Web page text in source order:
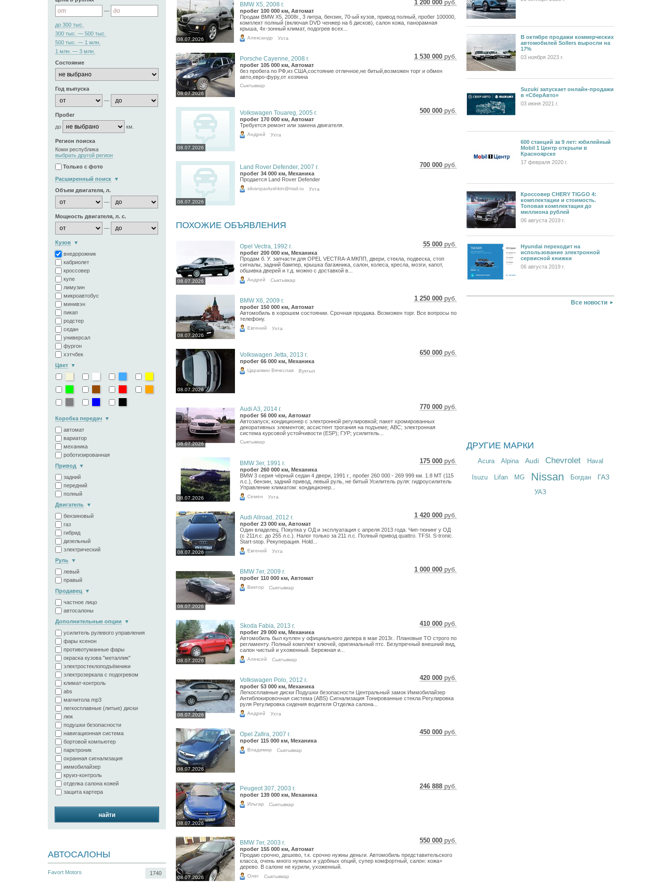
—
до 300 тыс.
300 тыс. — 500 тыс.
500 тыс. — 1 млн.
1 млн. — 3 млн.
Состояние
Год выпуска
—
Пробег
до
км.
Регион поиска
Коми республика
выбрать другой регион
Только с фото
Расширенный поиск
Объем двигателя, л.
—
Мощность двигателя, л. с.
—
Кузов
внедорожник
кабриолет
кроссовер
купе
лимузин
микроавтобус
минивэн
пикап
родстер
седан
универсал
фургон
хэтчбек
Цвет
Коробка передач
автомат
вариатор
механика
роботизированная
Привод
задний
передний
полный
Двигатель
бензиновый
газ
гибрид
дизельный
электрический
Руль
левый
правый
Продавец
частное лицо
автосалоны
Дополнительные опции
усилитель рулевого управления
фары ксенон
противотуманные фары
окраска кузова "металлик"
электростеклоподъёмники
электрозеркала с подогревом
климат-контроль
abs
магнитола mp3
легкосплавные (литые) диски
люк
подушки безопасности
навигационная система
бортовой компьютер
парктроник
охранная сигнализация
иммобилайзер
круиз-контроль
отделка салона кожей
защита картера
найти
АВТОСАЛОНЫ
Favort Motors 1740
08.07.2026
1 200 000 руб.
17 552 €
BMW X5, 2008 г.
пробег 100 000 км, Автомат
Продам BMW X5, 2008г., 3 литра, бензин, 70-ый кузов, привод полный, пробег 100000,
комплект полный (включая DVD ченжер на 6 дисков), салон кожа, панорамная
крыша, 4х-зонный климат, подогрев всех...
Александр Ухта
08.07.2026
1 530 000 руб.
22 378 €
Porsche Cayenne, 2008 г.
пробег 105 000 км, Автомат
без пробега по РФ,из США,состояние отличное,не битый,возможен торг и обмен
авто,евро-фуру,от хозяина
Сыктывкар
08.07.2026
500 000 руб.
Volkswagen Touareg, 2005 г.
пробег 170 000 км, Автомат
Требуется ремонт или замена двигателя.
Андрей Ухта
08.07.2026
700 000 руб.
Land Rover Defender, 2007 г.
пробег 34 000 км, Механика
Продается Land Rover Defender
silvanpavlushkin@mail.ru Ухта
ПОХОЖИЕ ОБЪЯВЛЕНИЯ
08.07.2026
55 000 руб.
804 €
Opel Vectra, 1992 г.
пробег 200 000 км, Механика
Продам б. У. запчасти для OPEL VECTRA-A МКПП, двери, стекла, подвеска, стоп
сигналы, задний бампер, крышка багажника, салон, колеса, кресла, мозги, капот,
обшивка дверей и т.д. можно с доставкой в...
Андрей Сыктывкар
08.07.2026
1 250 000 руб.
18 283 €
BMW X6, 2009 г.
пробег 150 000 км, Автомат
Автомобиль в хорошем состоянии. Срочная продажа. Возможен торг. Все вопросы по
телефону.
Евгений Ухта
08.07.2026
650 000 руб.
Volkswagen Jetta, 2013 г.
пробег 66 000 км, Механика
Царапкин Вячеслав Вуктыл
08.07.2026
770 000 руб.
11 262 €
Audi A3, 2014 г.
пробег 56 000 км, Автомат
Автозапуск; кондиционер с электронной регулировкой; пакет хромированных
декоративных элементов; ассистент трогания на подъеме; АВС; электронная
система курсовой устойчивости (ESP); ГУР; усилитель...
Сыктывкар
08.07.2026
175 000 руб.
2 559 €
BMW 3er, 1991 г.
пробег 260 000 км, Механика
BMW 3 серия чёрный седан 4 двери, 1991 г., пробег 260 000 - 269 999 км. 1.8 MT (115
л.с.), бензин, задний привод, левый руль, не битый Усилитель руля: гидроусилитель
Управление климатом: кондиционер...
Семен Ухта
08.07.2026
1 420 000 руб.
20 769 €
Audi Allroad, 2012 г.
пробег 23 000 км, Автомат
Один владелец. Покупка у ОД и эксплуатация с апреля 2013 года. Чип-тюнинг у ОД
(с 211л.с. до 255 л.с.). Налог только за 211 л.с. Полный привод quattro. TFSI. S-tronic.
Start-stop. Рекуперация. Hold...
Евгений Ухта
08.07.2026
1 000 000 руб.
BMW 7er, 2009 г.
пробег 110 000 км, Автомат
Виктор Сыктывкар
08.07.2026
410 000 руб.
5 996 €
Skoda Fabia, 2013 г.
пробег 29 000 км, Механика
Автомобиль был куплен у официального дилера в мае 2013г.. Плановые ТО строго по
регламенту. Полный комплект ключей, оригинальный птс. Безупречный внешний вид,
салон чистый и ухоженный. Бережная и...
Алексей Сыктывкар
08.07.2026
420 000 руб.
6 143 €
Volkswagen Polo, 2012 г.
пробег 53 000 км, Механика
Легкосплавные диски Подушки безопасности Центральный замок Иммобилайзер
Антиблокировочная система (ABS) Сигнализация Тонированные стекла Регулировка
руля Регулировка сидения водителя Отделка салона...
Андрей Ухта
08.07.2026
450 000 руб.
Opel Zafira, 2007 г.
пробег 115 000 км, Механика
Владимир Сыктывкар
08.07.2026
246 888 руб.
Peugeot 307, 2003 г.
пробег 139 000 км, Механика
Ильгар Сыктывкар
08.07.2026
550 000 руб.
8 044 €
BMW 7er, 2003 г.
пробег 155 000 км, Автомат
Продаю срочно, дешево, т.к. срочно нужны деньги. Автомобиль представительского
класса, очень много нужных и удобных опций, супер комфортный, салон: кожа+
дерево. В салоне не курили, ухоженный.
Олег Сыктывкар
В октябре продажи коммерческих
автомобилей Sollers выросли на
17%
03 ноября 2023 г.
Suzuki запускает онлайн-продажи
в «СберАвто»
03 июня 2021 г.
600 станций за 9 лет: юбилейный
Mobil 1 Центр открыли в
Красноярске
17 февраля 2020 г.
Кроссовер CHERY TIGGO 4:
комплектации и стоимость.
Топовая комплектация до
миллиона рублей
06 августа 2019 г.
Hyundai переходит на
использование электронной
сервисной книжки
06 августа 2019 г.
Все новости
ДРУГИЕ МАРКИ
Acura Alpina Audi Chevrolet Haval
Isuzu Lifan MG Nissan Богдан ГАЗ
УАЗ